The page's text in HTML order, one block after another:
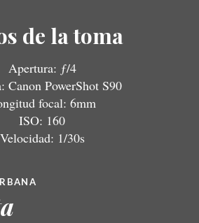
de la toma
Apertura: ƒ/4
Canon PowerShot S90
focal: 6mm
ISO: 160
Velocidad: 1/30s